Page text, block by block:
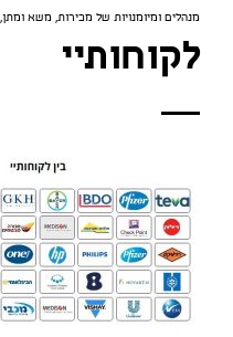
מנהלים ומיומנויות של מכירות, משא
לקוחותיי